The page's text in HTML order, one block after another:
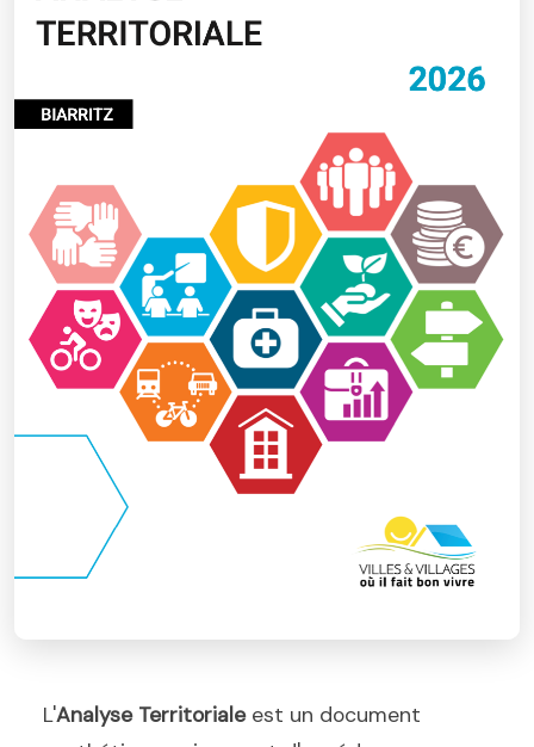
L'Analyse Territorialeest un document